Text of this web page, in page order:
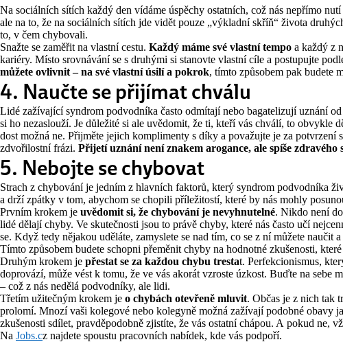
Na sociálních sítích každý den vídáme úspěchy ostatních, což nás nepřímo
ale na to, že na sociálních sítích jde vidět pouze „výkladní skříň“ života
to, v čem chybovali.
Snažte se zaměřit na vlastní cestu. Každý máme své vlastní tempo a každý z
kariéry. Místo srovnávání se s druhými si stanovte vlastní cíle a postupujte
můžete ovlivnit – na své vlastní úsilí a pokrok, tímto způsobem pak budete
4. Naučte se přijímat chválu
Lidé zažívající syndrom podvodníka často odmítají nebo bagatelizují uznání
si ho nezaslouží. Je důležité si ale uvědomit, že ti, kteří vás chválí, to obvykle
dost možná ne. Přijměte jejich komplimenty s díky a považujte je za potvrzení
zdvořilostní frázi. Přijetí uznání není znakem arogance, ale spíše zdravého
5. Nebojte se chybovat
Strach z chybování je jedním z hlavních faktorů, který syndrom podvodníka
a drží zpátky v tom, abychom se chopili příležitostí, které by nás mohly
Prvním krokem je uvědomit si, že chybování je nevyhnutelné. Nikdo není
lidé dělají chyby. Ve skutečnosti jsou to právě chyby, které nás často učí
se. Když tedy nějakou uděláte, zamyslete se nad tím, co se z ní můžete naučit
Tímto způsobem budete schopni přeměnit chyby na hodnotné zkušenosti,
Druhým krokem je přestat se za každou chybu trestat. Perfekcionismus,
doprovází, může vést k tomu, že ve vás akorát vzroste úzkost. Buďte na sebe
– což z nás nedělá podvodníky, ale lidi.
Třetím užitečným krokem je o chybách otevřeně mluvit. Občas je z nich tak
prolomí. Mnozí vaši kolegové nebo kolegyně možná zažívají podobné obavy
zkušenosti sdílet, pravděpodobně zjistíte, že vás ostatní chápou. A pokud ne,
Na Jobs.cz najdete spoustu pracovních nabídek, kde vás podpoří.